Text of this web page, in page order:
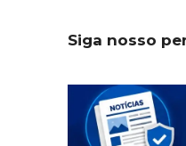
Siga nosso